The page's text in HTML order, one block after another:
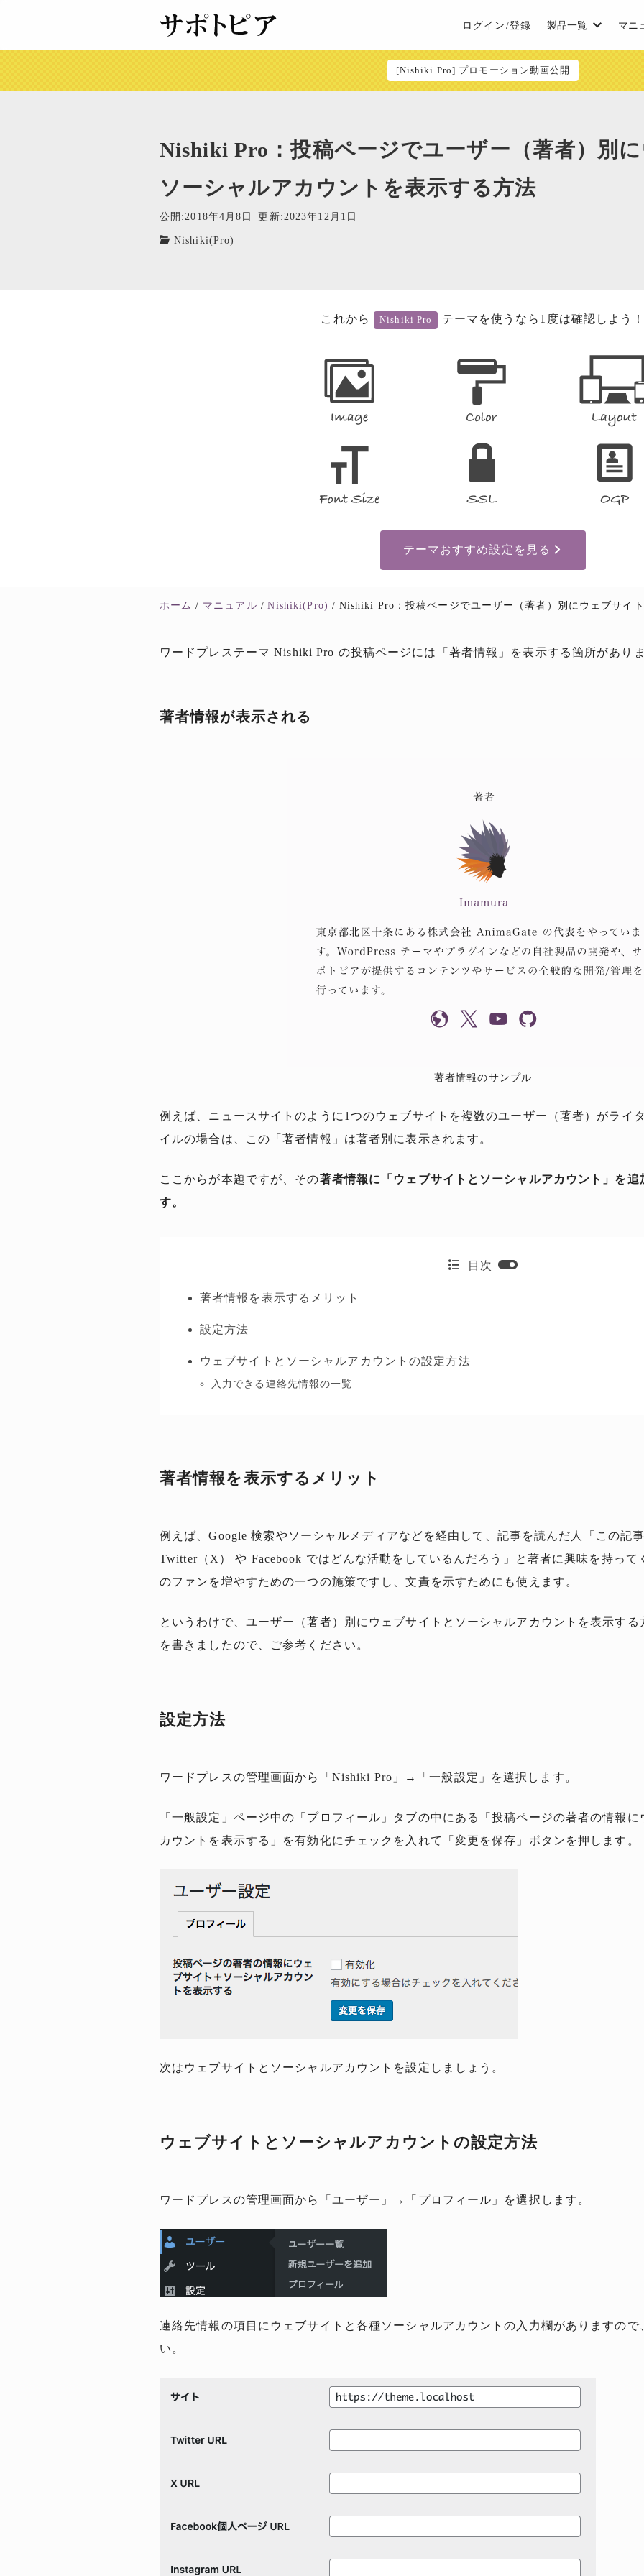
ログイン/登録 製品一覧 マニ
[Nishiki Pro] プロモーション動画公開
Nishiki Pro：投稿ページでユーザー（著者）別
ソーシャルアカウントを表示する方法
公開:2018年4月8日 更新:2023年12月1日
Nishiki(Pro)
これから Nishiki Pro テーマを使うなら1度は確認しよう
テーマおすすめ設定を見る
ホーム マニュアル Nishiki(Pro) Nishiki Pro：投稿ページでユーザー（著者）別にウェブサイトとソ
ワードプレステーマ Nishiki Pro の投稿ページには「著者情報」を表示する箇所があり
著者情報が表示される
著者情報のサンプル
例えば、ニュースサイトのように1つのウェブサイトを複数のユーザー（著者）がライ
イルの場合は、この「著者情報」は著者別に表示されます。
ここからが本題ですが、その著者情報に「ウェブサイトとソーシャルアカウント」を
す。
目次
著者情報を表示するメリット
設定方法
ウェブサイトとソーシャルアカウントの設定方法
入力できる連絡先情報の一覧
著者情報を表示するメリット
例えば、Google 検索やソーシャルメディアなどを経由して、記事を読んだ人「この記
Twitter（X） や Facebook ではどんな活動をしているんだろう」と著者に興味を持って
のファンを増やすための一つの施策ですし、文責を示すためにも使えます。
というわけで、ユーザー（著者）別にウェブサイトとソーシャルアカウントを表示す
を書きましたので、ご参考ください。
設定方法
ワードプレスの管理画面から「Nishiki Pro」→「一般設定」を選択します。
「一般設定」ページ中の「プロフィール」タブの中にある「投稿ページの著者の情報
カウントを表示する」を有効化にチェックを入れて「変更を保存」ボタンを押します。
次はウェブサイトとソーシャルアカウントを設定しましょう。
ウェブサイトとソーシャルアカウントの設定方法
ワードプレスの管理画面から「ユーザー」→「プロフィール」を選択します。
連絡先情報の項目にウェブサイトと各種ソーシャルアカウントの入力欄がありますの
い。